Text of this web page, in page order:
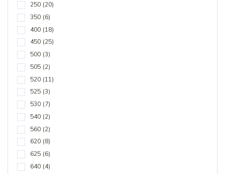
250 (20)
350 (6)
400 (18)
450 (25)
500 (3)
505 (2)
520 (11)
525 (3)
530 (7)
540 (2)
560 (2)
620 (8)
625 (6)
640 (4)